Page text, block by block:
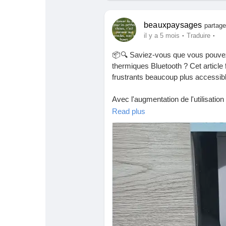
beauxpaysages
il y a 5 mois · Traduire ·
📦🔍 Saviez-vous que vous
thermiques Bluetooth ? Cet
frustrants beaucoup plus
Avec l'augmentation de
fonctionnement peut vraiment
fait, j'ai moi-même rencontré des
déchiffrer, on découvre un
Alors, pourquoi ne pas se lancer
vous ouvrir des portes que vous
Lisez l'article pour nourrir votre
https://hackaday.com/2026/03/
printer-protocol/
#Impression3D #Technologie
Read plus